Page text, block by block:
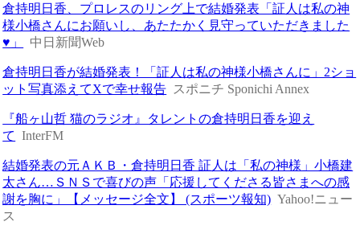
倉持明日香、プロレスのリング上で結婚発表「証人は私の神
様小橋さんにお願いし、あたたかく見守っていただきました
♥」
中日新聞Web
倉持明日香が結婚発表！「証人は私の神様小橋さんに」2ショ
ット写真添えてXで幸せ報告 スポニチ Sponichi Annex
『船ヶ山哲 猫のラジオ』タレントの倉持明日香を迎え
て InterFM
結婚発表の元ＡＫＢ・倉持明日香 証人は「私の神様」小橋建
太さん…ＳＮＳで喜びの声「応援してくださる皆さまへの感
謝を胸に」【メッセージ全文】 (スポーツ報知) Yahoo!ニュー
ス